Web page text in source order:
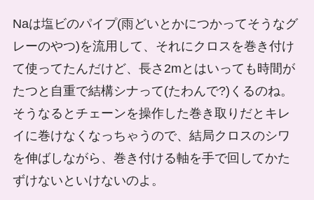
Naは塩ビのパイプ(雨どいとかにつかってそうなグ
レーのやつ)を流用して、それにクロスを巻き付け
て使ってたんだけど、長さ2mとはいっても時間が
たつと自重で結構シナって(たわんで?)くるのね。
そうなるとチェーンを操作した巻き取りだとキレ
イに巻けなくなっちゃうので、結局クロスのシワ
を伸ばしながら、巻き付ける軸を手で回してかた
ずけないといけないのよ。